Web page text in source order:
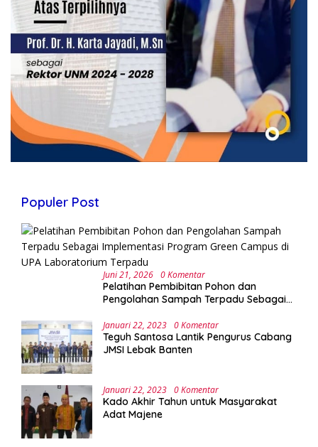
Populer Post
Juni 21, 2026 0 Komentar
Pelatihan Pembibitan Pohon dan
Pengolahan Sampah Terpadu Sebagai
UPA Laboratorium Terpadu
Januari 22, 2023 0 Komentar
Teguh Santosa Lantik Pengurus Cabang
JMSI Lebak Banten
Januari 22, 2023 0 Komentar
Kado Akhir Tahun untuk Masyarakat
Adat Majene